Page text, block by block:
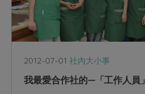
2012-07-01社內大小事
我最愛合作社的—「工作人員」